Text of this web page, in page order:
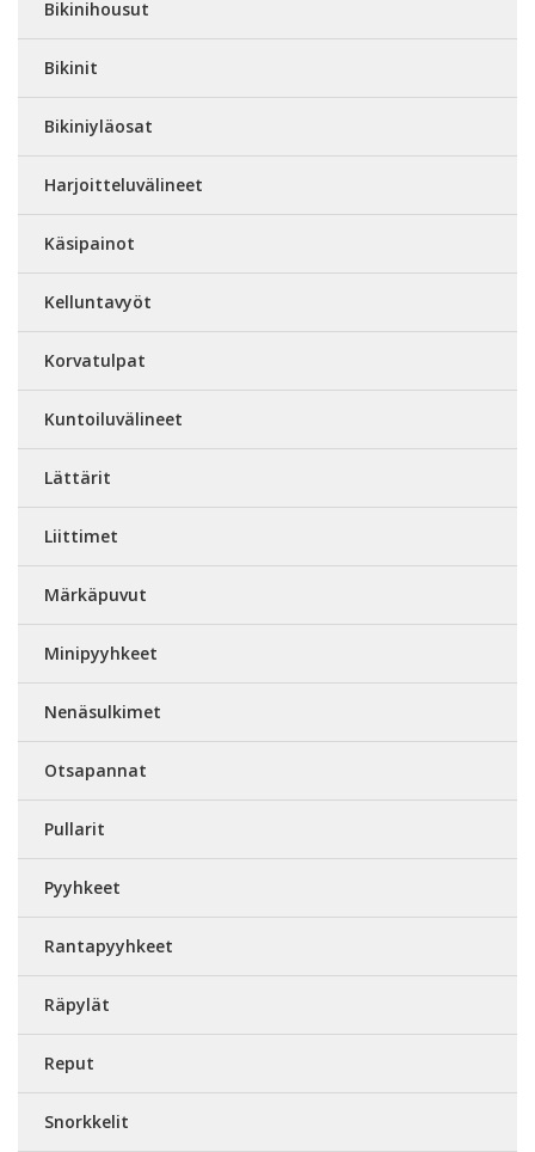
Bikinihousut
Bikinit
Bikiniyläosat
Harjoitteluvälineet
Käsipainot
Kelluntavyöt
Korvatulpat
Kuntoiluvälineet
Lättärit
Liittimet
Märkäpuvut
Minipyyhkeet
Nenäsulkimet
Otsapannat
Pullarit
Pyyhkeet
Rantapyyhkeet
Räpylät
Reput
Snorkkelit